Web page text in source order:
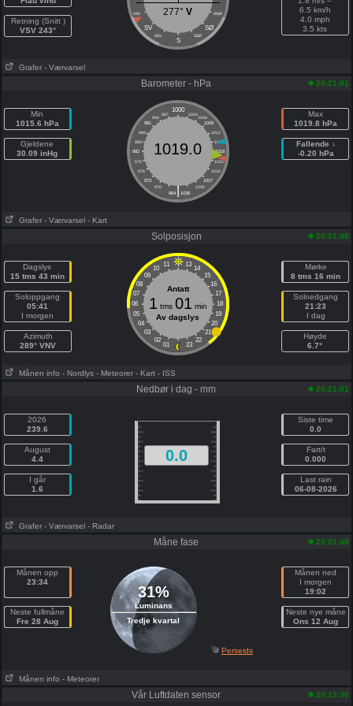
Retning (Snitt )
VSV 243°
VSV ØSØ
SV SØ
SSV SSØ
S
277°V
6.5 km/h
4.0 mph
3.5 kts
Grafer - Værvarsel
Barometer - hPa 20:21:01
Min
1015.6 hPa
Gjeldene
30.09 inHg
1000
997 1003
994
1006
991
1009
988
1012
985
1015
982
1018
979
1021
976
1024
973
1027
970
1030
|
964 1036
1019.0
Max
1019.8 hPa
Fallende ↓
-0.20 hPa
Grafer - Værvarsel - Kart
Solposisjon 20:21:48
Dagslys
15 tms 43 min
Soloppgang
05:41
I morgen
Azimuth
289° VNV
11 13
10
14
09
15
08
16
07
17
06
18
05
19
04
20
03
21
02
22
01 23
Antatt
1 tms 01 min
Av dagslys
Mørke
8 tms 16 min
Solnedgang
21:23
I dag
Høyde
6.7°
Månen info - Nordlys - Meteorer - Kart - ISS
Nedbør i dag - mm 20:21:01
2026
239.6
August
4.4
I går
1.6
0.0
Siste time
0.0
Fart/t
0.000
Last rain
06-08-2026
Grafer - Værvarsel - Radar
Måne fase 20:21:48
Månen opp
23:34
Neste fullmåne
Fre 28 Aug
31%
Luminans
Tredje kvartal
Månen ned
I morgen
19:02
Neste nye måne
Ons 12 Aug
Perseids
Månen info - Meteorer
Vår Luftdaten sensor 20:13:30